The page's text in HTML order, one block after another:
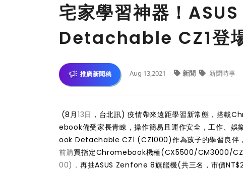
宅家學習神器！
Detachable CZ1登
推廣新聞稿 Aug 13,2021 新聞 新聞時事
(8月 13日 ，台北訊) 疫情帶來遠距學習新常態，搭載
ebook備受家長青睞，操作簡易且運作安全，工作、
ook Detachable CZ1 (CZ1000)作為孩子的學習良伴
前購買指定Chromebook機種(CX5500/CM3000/
00)， 再抽ASUS Zenfone 8旗艦機(共三名，市價